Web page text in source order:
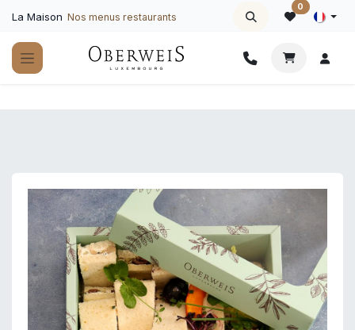
La Maison Nos menus restaurants
0